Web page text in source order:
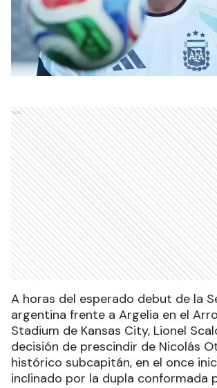
Ads
A horas del esperado debut de la
argentina frente a Argelia en el
Stadium de Kansas City, Lionel
decisión de prescindir de Nicolás
histórico subcapitán, en el once
inclinado por la dupla conformada